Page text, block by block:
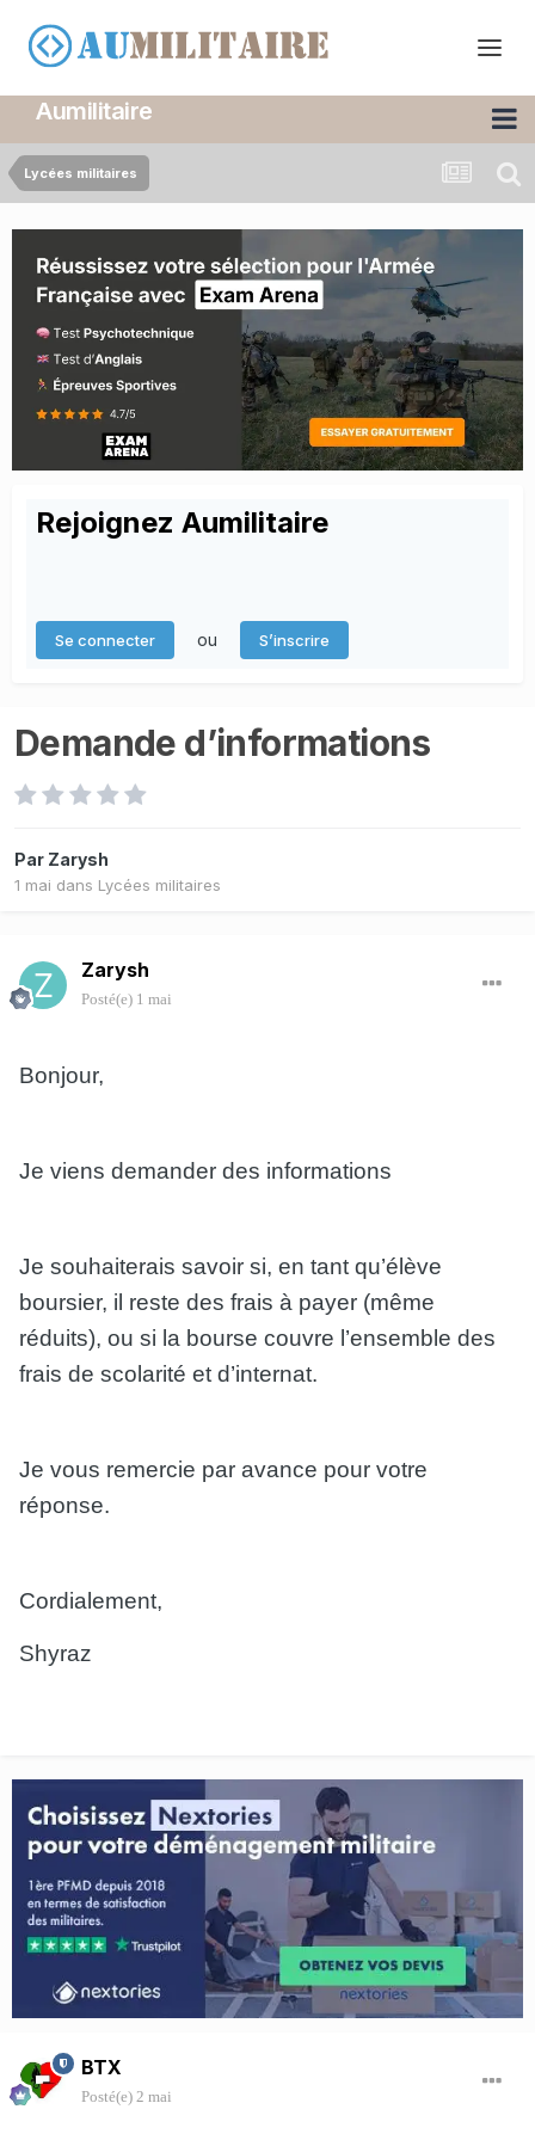
Aumilitaire
Lycées militaires
Rejoignez Aumilitaire
Se connecter ou S’inscrire
Demande d’informations
Par Zarysh
1 mai dans Lycées militaires
Zarysh
Posté(e) 1 mai
Bonjour,
Je viens demander des informations
Je souhaiterais savoir si, en tant qu’élève
boursier, il reste des frais à payer (même
réduits), ou si la bourse couvre l’ensemble des
frais de scolarité et d’internat.
Je vous remercie par avance pour votre
réponse.
Cordialement,
Shyraz
BTX
Posté(e) 2 mai